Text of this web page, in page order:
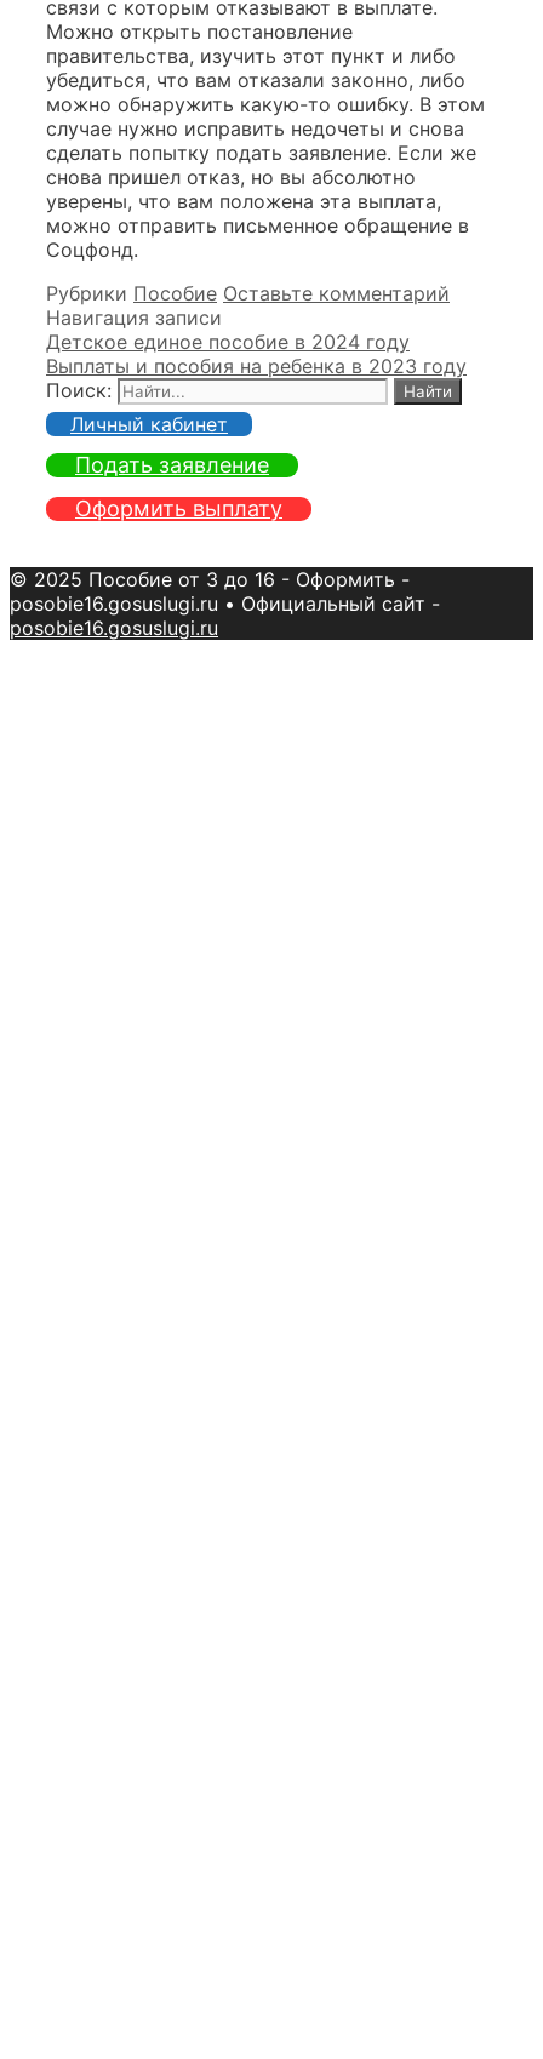
связи с которым отказывают в выплате.
Можно открыть постановление
правительства, изучить этот пункт и либо
убедиться, что вам отказали законно, либо
можно обнаружить какую-то ошибку. В этом
случае нужно исправить недочеты и снова
сделать попытку подать заявление. Если же
снова пришел отказ, но вы абсолютно
уверены, что вам положена эта выплата,
можно отправить письменное обращение в
Соцфонд.
Рубрики Пособие Оставьте комментарий
Навигация записи
Детское единое пособие в 2024 году
Выплаты и пособия на ребенка в 2023 году
Поиск:
Личный кабинет
Подать заявление
Оформить выплату
© 2025 Пособие от 3 до 16 - Оформить -
posobie16.gosuslugi.ru • Официальный сайт -
posobie16.gosuslugi.ru